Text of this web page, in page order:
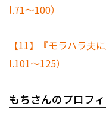
l.71～100）
【11】『モラハラ夫
l.101～125）
もちさんのプロフ